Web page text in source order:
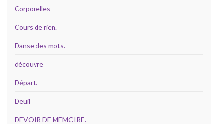
Corporelles
Cours de rien.
Danse des mots.
découvre
Départ.
Deuil
DEVOIR DE MEMOIRE.